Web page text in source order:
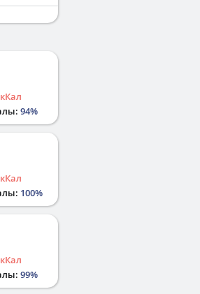
94%
100%
99%